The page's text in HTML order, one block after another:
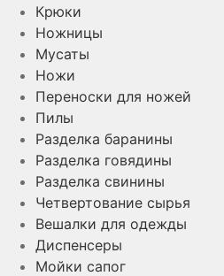
Крюки
Ножницы
Мусаты
Ножи
Переноски для ножей
Пилы
Разделка баранины
Разделка говядины
Разделка свинины
Четвертование сырья
Вешалки для одежды
Диспенсеры
Мойки сапог